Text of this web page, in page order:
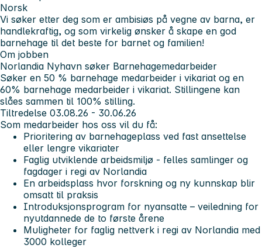
Norsk
Vi søker etter deg som er ambisiøs på vegne av barna, er
handlekraftig, og som virkelig ønsker å skape en god
barnehage til det beste for barnet og familien!
Om jobben
Norlandia Nyhavn søker Barnehagemedarbeider
Søker en 50 % barnehage medarbeider i vikariat og en
60% barnehage medarbeider i vikariat. Stillingene kan
slåes sammen til 100% stilling.
Tiltredelse 03.08.26 - 30.06.26
Som medarbeider hos oss vil du få:
Prioritering av barnehageplass ved fast ansettelse
eller lengre vikariater
Faglig utviklende arbeidsmiljø - felles samlinger og
fagdager i regi av Norlandia
En arbeidsplass hvor forskning og ny kunnskap blir
omsatt til praksis
Introduksjonsprogram for nyansatte – veiledning for
nyutdannede de to første årene
Muligheter for faglig nettverk i regi av Norlandia med
3000 kolleger